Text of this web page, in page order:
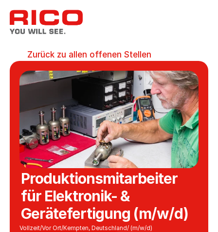
Zurück zu allen offenen Stellen
Produktionsmitarbeiter
für Elektronik- &
Gerätefertigung (m/w/d)
Vollzeit/Vor Ort/Kempten, Deutschland/ (m/w/d)